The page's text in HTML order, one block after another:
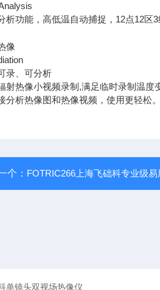
析功能，高低温自动捕捉，12点12区
像
录、可分析
射热像小视频录制,满足临时录制温度
分析热像图和热像视频，使用更轻松。
个： FOTRIC266上海飞础科专业级易